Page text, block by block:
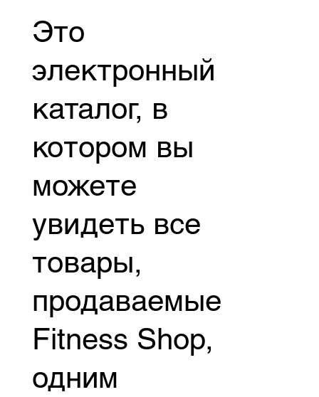
Это
электронный
каталог, в
котором вы
можете
увидеть все
товары,
продаваемые
Fitness Shop,
одним